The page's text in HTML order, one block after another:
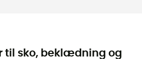
til sko, beklædning og